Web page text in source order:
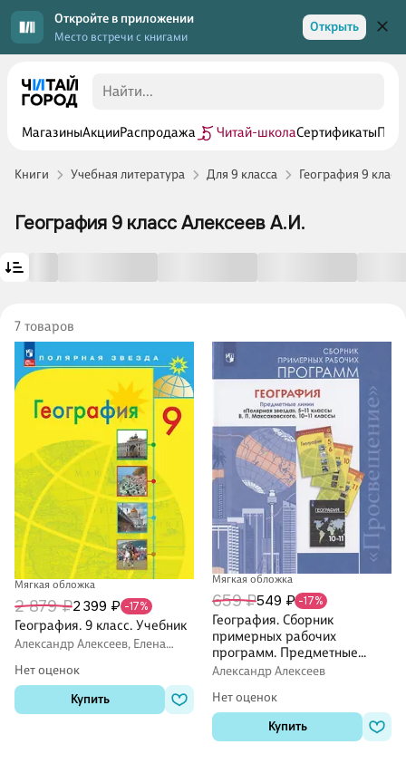
Откройте в приложении
Место встречи с книгами
Открыть
МагазиныАкцииРаспродажа Читай-школаСертификаты
Книги Учебная литература Для 9 класса География 9 класс
География 9 класс Алексеев А.И.
7 товаров
Мягкая обложка
2 879 ₽2 399 ₽ -17%
География. 9 класс. Учебник
Александр Алексеев, Елена
Нет оценок
Купить
Мягкая обложка
659 ₽549 ₽ -17%
География. Сборник
примерных рабочих
программ. Предметные
линии "Полярная звезда", 5-
Максаковского. 10-11 классы.
Базовый уровень. Учебное
пособие для
Александр Алексеев
Нет оценок
Купить